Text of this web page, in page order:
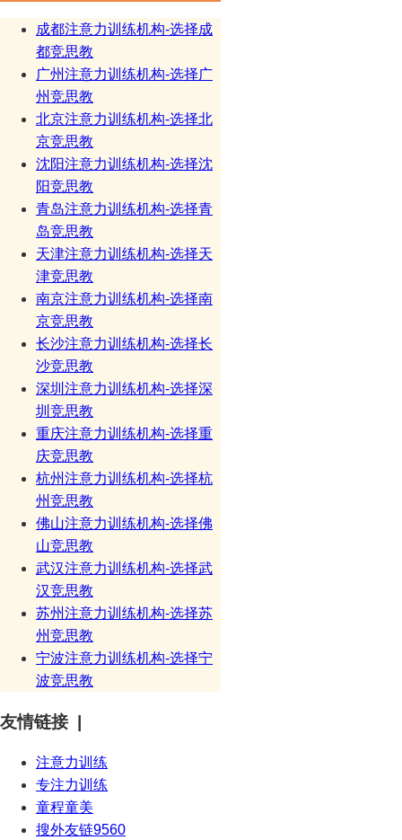
成都注意力训练机构-选择成
都竞思教
广州注意力训练机构-选择广
州竞思教
北京注意力训练机构-选择北
京竞思教
沈阳注意力训练机构-选择沈
阳竞思教
青岛注意力训练机构-选择青
岛竞思教
天津注意力训练机构-选择天
津竞思教
南京注意力训练机构-选择南
京竞思教
长沙注意力训练机构-选择长
沙竞思教
深圳注意力训练机构-选择深
圳竞思教
重庆注意力训练机构-选择重
庆竞思教
杭州注意力训练机构-选择杭
州竞思教
佛山注意力训练机构-选择佛
山竞思教
武汉注意力训练机构-选择武
汉竞思教
苏州注意力训练机构-选择苏
州竞思教
宁波注意力训练机构-选择宁
波竞思教
友情链接 |
注意力训练
专注力训练
童程童美
搜外友链9560